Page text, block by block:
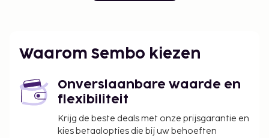
Waarom Sembo kiezen
Onverslaanbare waarde en
flexibiliteit
Krijg de beste deals met onze prijsgarantie en
kies betaalopties die bij uw behoeften